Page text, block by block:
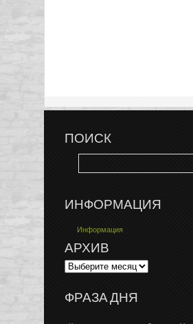
ПОИСК
ИНФОРМАЦИЯ
Информация
АРХИВ
ФРАЗА ДНЯ